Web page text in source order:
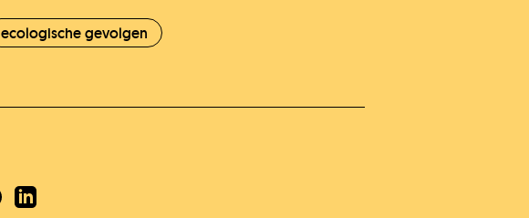
ecologische gevolgenOnze organisatie